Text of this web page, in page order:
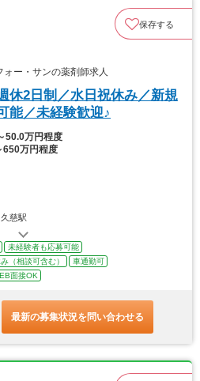
保存する
ー・サンの薬剤師求人
休2日制／水日祝休み／新規
能／未経験歓迎♪
50.0万円程度
650万円程度
慈駅
未経験者も応募可能
（相談可含む）
車通勤可
面接OK
最新の募集状況を問い合わせる